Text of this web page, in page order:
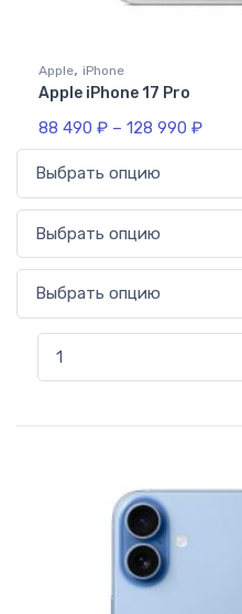
Apple, iPhone
Apple iPhone 17 Pro
88 490 ₽ – 128 990 ₽